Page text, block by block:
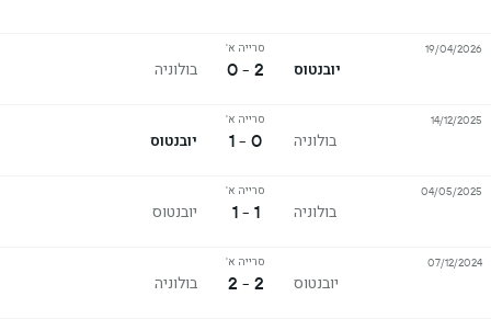
יובנטוס
סרייה א'
2 - 0 בולוניה
19/04/2026
בולוניה
סרייה א'
0 - 1 יובנטוס
14/12/2025
בולוניה
סרייה א'
1 - 1 יובנטוס
04/05/2025
יובנטוס
סרייה א'
2 - 2 בולוניה
07/12/2024